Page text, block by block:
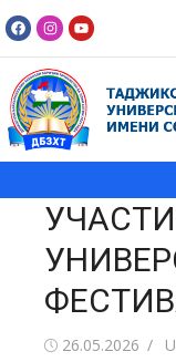
26.05.2026